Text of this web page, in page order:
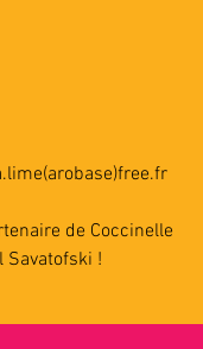
de Coccinelle
Savatofski !